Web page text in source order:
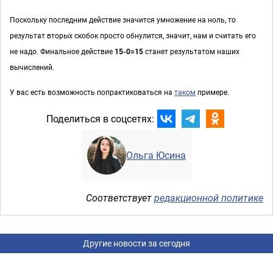
Поскольку последним действие значится умножение на ноль, то
результат вторых скобок просто обнулится, значит, нам и считать его
не надо. Финальное действие 15-0=15станет результатом наших
вычислений.
У вас есть возможность попрактиковаться на таком примере.
Поделиться в соцсетях:
Ольга Юсина
Соответствуетредакционной политике
Другие новости за сегодня